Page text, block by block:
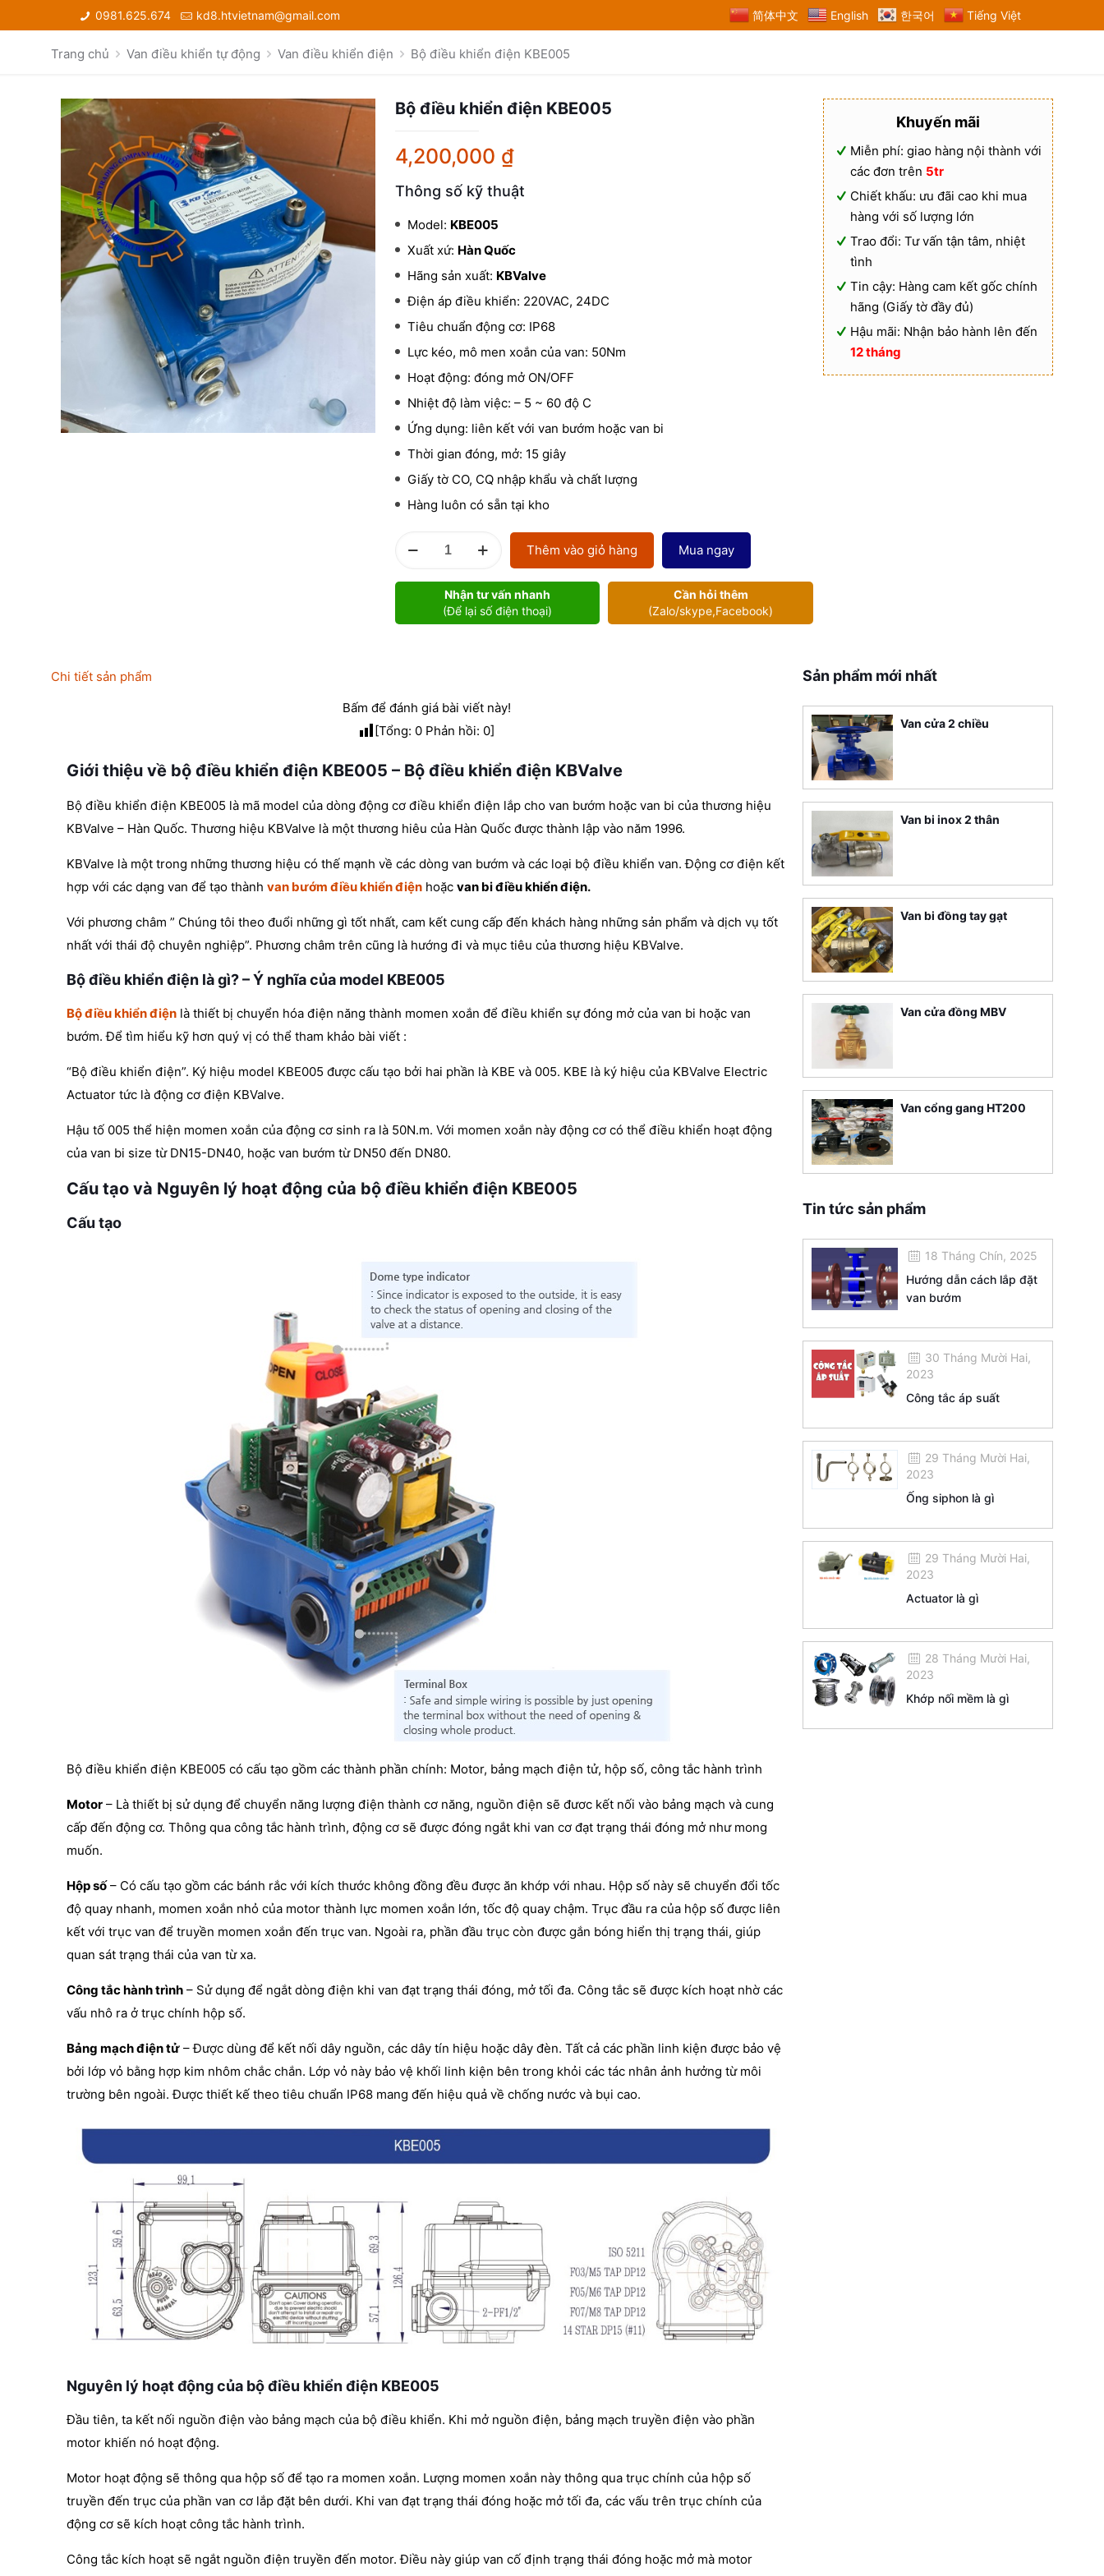
0981.625.674 kd8.htvietnam@gmail.com 简体中文 English 한국어 Tiếng Việt
Trang chủ Van điều khiển tự động Van điều khiển điện Bộ điều khiển điện KBE005
Bộ điều khiển điện KBE005
4,200,000 ₫
Thông số kỹ thuật
Model: KBE005
Xuất xứ: Hàn Quốc
Hãng sản xuất: KBValve
Điện áp điều khiển: 220VAC, 24DC
Tiêu chuẩn động cơ: IP68
Lực kéo, mô men xoắn của van: 50Nm
Hoạt động: đóng mở ON/OFF
Nhiệt độ làm việc: – 5 ~ 60 độ C
Ứng dụng: liên kết với van bướm hoặc van bi
Thời gian đóng, mở: 15 giây
Giấy tờ CO, CQ nhập khẩu và chất lượng
Hàng luôn có sẵn tại kho
khiển
Thêm vào giỏ hàng Mua ngay
Nhận tư vấn nhanh
(Để lại số điện thoại)
Cần hỏi thêm
(Zalo/skype,Facebook)
Khuyến mãi
Miễn phí: giao hàng nội thành với
các đơn trên 5tr
Chiết khấu: ưu đãi cao khi mua
hàng với số lượng lớn
Trao đổi: Tư vấn tận tâm, nhiệt
tình
Tin cậy: Hàng cam kết gốc chính
hãng (Giấy tờ đầy đủ)
Hậu mãi: Nhận bảo hành lên đến
12 tháng
Chi tiết sản phẩm
Bấm để đánh giá bài viết này!
[Tổng: 0 Phản hồi: 0]
Giới thiệu về bộ điều khiển điện KBE005 – Bộ điều khiển điện KBValve
Bộ điều khiển điện KBE005 là mã model của dòng động cơ điều khiển điện lắp cho van bướm hoặc van bi của thương hiệu
KBValve – Hàn Quốc. Thương hiệu KBValve là một thương hiêu của Hàn Quốc được thành lập vào năm 1996.
KBValve là một trong những thương hiệu có thế mạnh về các dòng van bướm và các loại bộ điều khiển van. Động cơ điện kết
hợp với các dạng van để tạo thành van bướm điều khiển điệnhoặc van bi điều khiển điện.
Với phương châm ” Chúng tôi theo đuổi những gì tốt nhất, cam kết cung cấp đến khách hàng những sản phẩm và dịch vụ tốt
nhất với thái độ chuyên nghiệp”. Phương châm trên cũng là hướng đi và mục tiêu của thương hiệu KBValve.
Bộ điều khiển điện là gì? – Ý nghĩa của model KBE005
Bộ điều khiển điệnlà thiết bị chuyển hóa điện năng thành momen xoắn để điều khiển sự đóng mở của van bi hoặc van
bướm. Để tìm hiểu kỹ hơn quý vị có thể tham khảo bài viết :
“Bộ điều khiển điện”. Ký hiệu model KBE005 được cấu tạo bởi hai phần là KBE và 005. KBE là ký hiệu của KBValve Electric
Actuator tức là động cơ điện KBValve.
Hậu tố 005 thể hiện momen xoắn của động cơ sinh ra là 50N.m. Với momen xoắn này động cơ có thể điều khiển hoạt động
của van bi size từ DN15-DN40, hoặc van bướm từ DN50 đến DN80.
Cấu tạo và Nguyên lý hoạt động của bộ điều khiển điện KBE005
Cấu tạo
Bộ điều khiển điện KBE005 có cấu tạo gồm các thành phần chính: Motor, bảng mạch điện tử, hộp số, công tắc hành trình
Motor– Là thiết bị sử dụng để chuyển năng lượng điện thành cơ năng, nguồn điện sẽ đươc kết nối vào bảng mạch và cung
cấp đến động cơ. Thông qua công tắc hành trình, động cơ sẽ được đóng ngắt khi van cơ đạt trạng thái đóng mở như mong
muốn.
Hộp số– Có cấu tạo gồm các bánh rắc với kích thước không đồng đều được ăn khớp với nhau. Hộp số này sẽ chuyển đổi tốc
độ quay nhanh, momen xoắn nhỏ của motor thành lực momen xoắn lớn, tốc độ quay chậm. Trục đầu ra của hộp số được liên
kết với trục van để truyền momen xoắn đến trục van. Ngoài ra, phần đầu trục còn được gắn bóng hiển thị trạng thái, giúp
quan sát trạng thái của van từ xa.
Công tắc hành trình– Sử dụng để ngắt dòng điện khi van đạt trạng thái đóng, mở tối đa. Công tắc sẽ được kích hoạt nhờ các
vấu nhô ra ở trục chính hộp số.
Bảng mạch điện tử– Được dùng để kết nối dây nguồn, các dây tín hiệu hoặc dây đèn. Tất cả các phần linh kiện được bảo vệ
bởi lớp vỏ bằng hợp kim nhôm chắc chắn. Lớp vỏ này bảo vệ khối linh kiện bên trong khỏi các tác nhân ảnh hưởng từ môi
trường bên ngoài. Được thiết kế theo tiêu chuẩn IP68 mang đến hiệu quả về chống nước và bụi cao.
Nguyên lý hoạt động của bộ điều khiển điện KBE005
Đầu tiên, ta kết nối nguồn điện vào bảng mạch của bộ điều khiển. Khi mở nguồn điện, bảng mạch truyền điện vào phần
motor khiến nó hoạt động.
Motor hoạt động sẽ thông qua hộp số để tạo ra momen xoắn. Lượng momen xoắn này thông qua trục chính của hộp số
truyền đến trục của phần van cơ lắp đặt bên dưới. Khi van đạt trạng thái đóng hoặc mở tối đa, các vấu trên trục chính của
động cơ sẽ kích hoạt công tắc hành trình.
Công tắc kích hoạt sẽ ngắt nguồn điện truyền đến motor. Điều này giúp van cố định trạng thái đóng hoặc mở mà motor
Sản phẩm mới nhất
Van cửa 2 chiều
Van bi inox 2 thân
Van bi đồng tay gạt
Van cửa đồng MBV
Van cổng gang HT200
Tin tức sản phẩm
18 Tháng Chín, 2025
Hướng dẫn cách lắp đặt
van bướm
30 Tháng Mười Hai,
2023
Công tắc áp suất
29 Tháng Mười Hai,
2023
Ống siphon là gì
29 Tháng Mười Hai,
2023
Actuator là gì
28 Tháng Mười Hai,
2023
Khớp nối mềm là gì